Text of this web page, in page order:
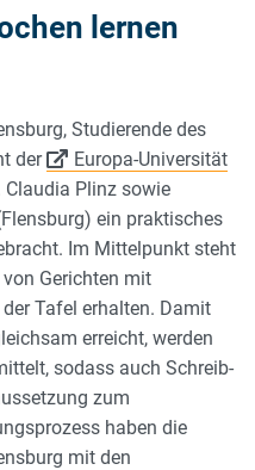
lernen
Studierende des
der
Europa-Universität
Claudia Plinz sowie
ein praktisches
Im Mittelpunkt steht
Gerichten mit
Tafel erhalten. Damit
erreicht, werden
sodass auch Schreib-
zum
haben die
mit den